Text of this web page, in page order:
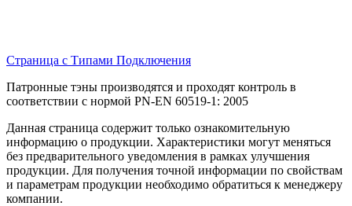
Страница с Типами Подключения
Патронные тэны производятся и проходят контроль в
соответствии с нормой PN-EN 60519-1: 2005
Данная страница содержит только ознакомительную
информацию о продукции. Характеристики могут меняться
без предварительного уведомления в рамках улучшения
продукции. Для получения точной информации по свойствам
и параметрам продукции необходимо обратиться к менеджеру
компании.